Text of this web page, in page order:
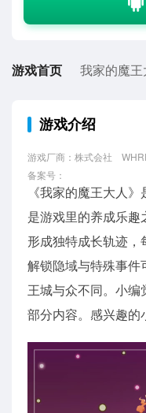
游戏首页 我家的魔
游戏介绍
游戏厂商：株式会社
备案号：
《我家的魔王大人
是游戏里的养成乐
形成独特成长轨迹，
解锁隐域与特殊事件
王城与众不同。小
部分内容。感兴趣的